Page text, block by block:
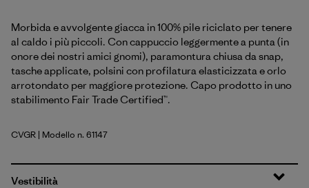
Morbida e avvolgente giacca in 100% pile riciclato per tenere
al caldo i più piccoli. Con cappuccio leggermente a punta (in
onore dei nostri amici gnomi), paramontura chiusa da snap,
tasche applicate, polsini con profilatura elasticizzata e orlo
arrotondato per maggiore protezione. Capo prodotto in uno
stabilimento Fair Trade Certified™.
Cover Green
CVGR | Modello n. 61147
Vestibilità